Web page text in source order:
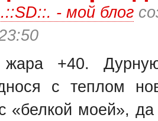
.::SD::. - мой блог
жара +40.
с теплом
«белкой моей»,